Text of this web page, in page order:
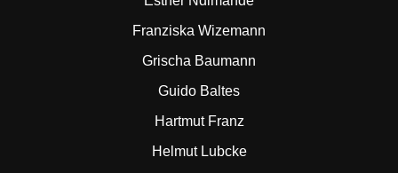
Franziska Wizemann
Grischa Baumann
Guido Baltes
Hartmut Franz
Helmut Lubcke